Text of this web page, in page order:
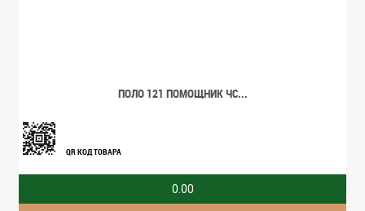
ПОЛО 121 ПОМОЩНИК ЧС...
QR КОД ТОВАРА
0.00